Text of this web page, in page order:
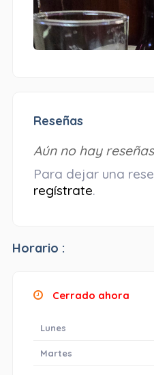
Reseñas
Aún no hay
Para dejar una
regístrate.
Horario :
Cerrado ahora
Lunes
Martes